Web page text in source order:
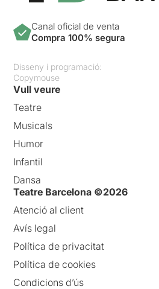
Canal oficial de venta
Compra 100% segura
Disseny i programació:
Copymouse
Vull veure
Teatre
Musicals
Humor
Infantil
Dansa
Teatre Barcelona ©2026
Atenció al client
Avís legal
Política de privacitat
Política de cookies
Condicions d’ús